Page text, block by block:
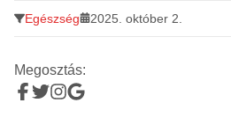
Egészség 2025. október 2.
Megosztás: